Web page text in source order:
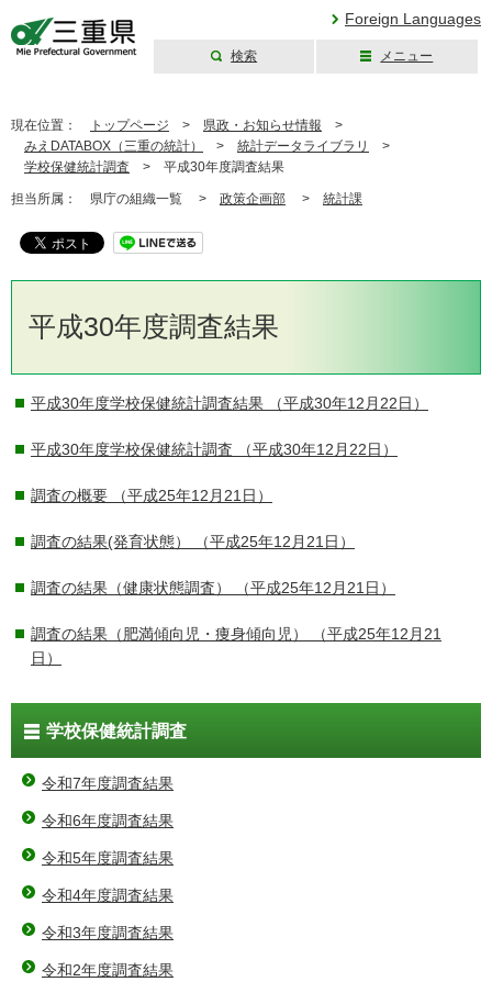
Foreign Languages
検索 メニュー
現在位置： トップページ > 県政・お知らせ情報 >
みえDATABOX（三重の統計）
> 統計データライブラリ
>
学校保健統計調査 > 平成30年度調査結果
担当所属： 県庁の組織一覧 > 政策企画部 > 統計課
平成30年度調査結果
平成30年度学校保健統計調査結果 （平成30年12月22日）
平成30年度学校保健統計調査 （平成30年12月22日）
調査の概要 （平成25年12月21日）
調査の結果(発育状態） （平成25年12月21日）
調査の結果（健康状態調査） （平成25年12月21日）
調査の結果（肥満傾向児・痩身傾向児）
（平成25年12月21
日）
学校保健統計調査
令和7年度調査結果
令和6年度調査結果
令和5年度調査結果
令和4年度調査結果
令和3年度調査結果
令和2年度調査結果